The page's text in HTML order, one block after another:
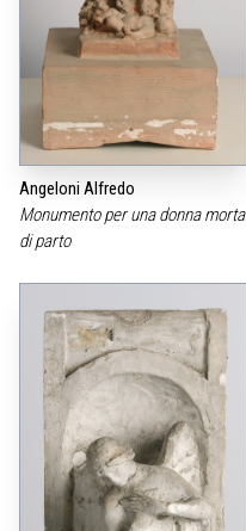
Angeloni Alfredo
Monumento per una donna morta
di parto